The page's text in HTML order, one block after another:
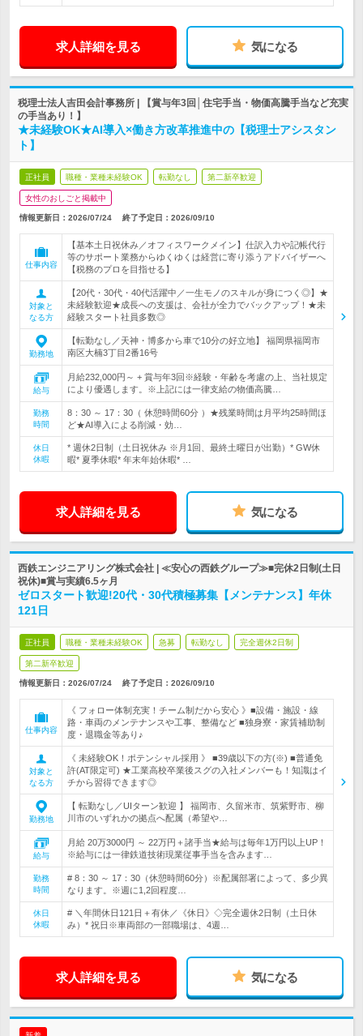
求人詳細を見る 気になる
税理士法人吉田会計事務所 | 【賞与年3回│住宅手当・物価高騰手当など充実
の手当あり！】
★未経験OK★AI導入×働き方改革推進中の【税理士アシスタン
ト】
正社員 職種・業種未経験OK 転勤なし 第二新卒歓迎
女性のおしごと掲載中
情報更新日：2026/07/24 終了予定日： 2026/09/10
仕事内容
【基本土日祝休み／オフィスワークメイン】仕訳入力や記帳代行
等のサポート業務からゆくゆくは経営に寄り添うアドバイザーへ
【税務のプロを目指せる】
対象と
なる方
【20代・30代・40代活躍中／一生モノのスキルが身につく◎】★
未経験歓迎★成長への支援は、会社が全力でバックアップ！★未
経験スタート社員多数◎
勤務地
【転勤なし／天神・博多から車で10分の好立地】 福岡県福岡市
南区大楠3丁目2番16号
給与
月給232,000円～ + 賞与年3回※経験・年齢を考慮の上、当社規定
により優遇します。※上記には一律支給の物価高騰…
勤務
時間
8：30 ～ 17：30（ 休憩時間60分 ）★残業時間は月平均25時間ほ
ど★AI導入による削減・効…
休日
休暇
* 週休2日制（土日祝休み ※月1回、最終土曜日が出勤）* GW休
暇* 夏季休暇* 年末年始休暇* …
求人詳細を見る 気になる
西鉄エンジニアリング株式会社 | ≪安心の西鉄グループ≫■完休2日制(土日
祝休)■賞与実績6.5ヶ月
ゼロスタート歓迎!20代・30代積極募集【メンテナンス】年休
121日
正社員 職種・業種未経験OK 急募 転勤なし 完全週休2日制
第二新卒歓迎
情報更新日：2026/07/24 終了予定日： 2026/09/10
仕事内容
《 フォロー体制充実！チーム制だから安心 》■設備・施設・線
路・車両のメンテナンスや工事、整備など ■独身寮・家賃補助制
度・退職金等あり♪
対象と
なる方
《 未経験OK！ポテンシャル採用 》 ■39歳以下の方(※) ■普通免
許(AT限定可) ★工業高校卒業後スグの入社メンバーも！知識はイ
チから習得できます◎
勤務地
【 転勤なし／UIターン歓迎 】 福岡市、久留米市、筑紫野市、柳
川市のいずれかの拠点へ配属（希望や…
給与
月給 20万3000円 ～ 22万円＋諸手当★給与は毎年1万円以上UP！
※給与には一律鉄道技術現業従事手当を含みます…
勤務
時間
# 8：30 ～ 17：30（休憩時間60分）※配属部署によって、多少異
なります。※週に1,2回程度…
休日
休暇
# ＼年間休日121日＋有休／《休日》◇完全週休2日制（土日休
み）* 祝日※車両部の一部職場は、4週…
求人詳細を見る 気になる